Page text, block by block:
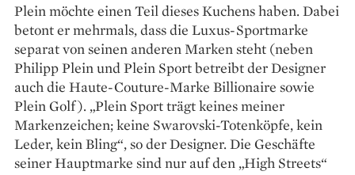
Plein möchte einen Teil dieses Kuchens haben. Dabei
betont er mehrmals, dass die Luxus-Sportmarke
separat von seinen anderen Marken steht (neben
Philipp Plein und Plein Sport betreibt der Designer
auch die Haute-­Couture-Marke Billionaire sowie
Plein Golf). „Plein Sport trägt keines meiner
Markenzeichen; keine Swarovski-Totenköpfe, kein
Leder, kein Bling“, so der Designer. Die Geschäfte
seiner Hauptmarke sind nur auf den „High Streets“